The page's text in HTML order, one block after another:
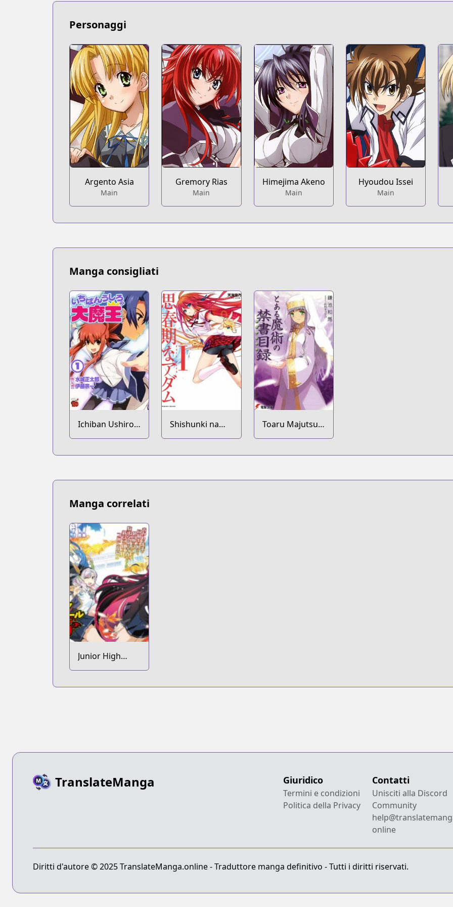
https://www.novelupdates.com/series/high-school-dxd
Book☆Walker
Official English
Official English
https://yenpress.com/high-school-dxd/
Personaggi
Argento Asia
Main
Gremory Rias
Main
Himejima Akeno
Main
Hyoudou Issei
Main
Manga consigliati
Ichiban Ushiro
no Daimaou
Shishunki na
Adam: Evil Eyes
Toaru Majutsu
no Index
Manga correlati
Junior High
School DxD
TranslateManga Giuridico
Termini e condizioni
Politica della Privacy
Contatti
Unisciti alla Discord
Community
online
Diritti d'autore © 2025 TranslateManga.online - Traduttore manga definitivo - Tutti i diritti riservati.